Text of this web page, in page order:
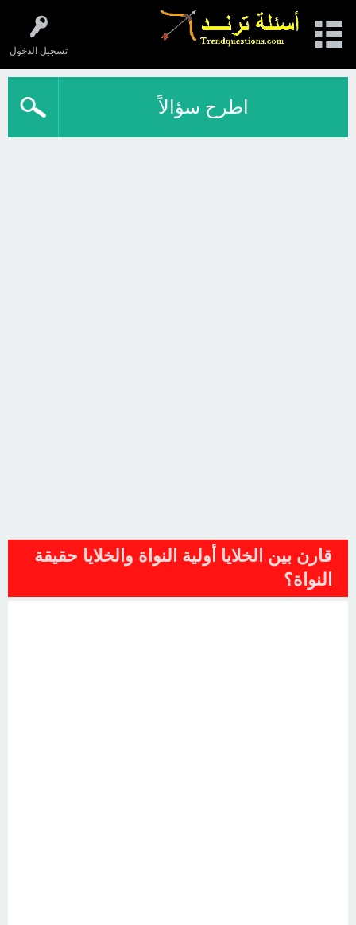
تسجيل الدخول
اطرح سؤالاً
قارن بين الخلايا أولية النواة والخلايا حقيقة
النواة؟